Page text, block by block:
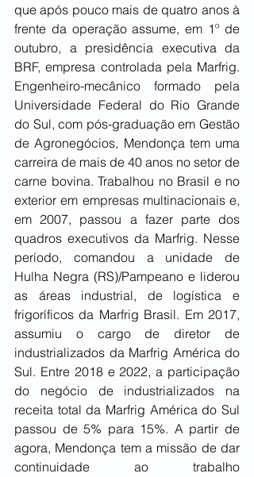
que após pouco mais de quatro anos à
frente da operação assume, em 1º de
outubro, a presidência executiva da
BRF, empresa controlada pela Marfrig.
Engenheiro-mecânico formado pela
Universidade Federal do Rio Grande
do Sul, com pós-graduação em Gestão
de Agronegócios, Mendonça tem uma
carreira de mais de 40 anos no setor de
carne bovina. Trabalhou no Brasil e no
exterior em empresas multinacionais e,
em 2007, passou a fazer parte dos
quadros executivos da Marfrig. Nesse
período, comandou a unidade de
Hulha Negra (RS)/Pampeano e liderou
as áreas industrial, de logística e
frigoríficos da Marfrig Brasil. Em 2017,
assumiu o cargo de diretor de
industrializados da Marfrig América do
Sul. Entre 2018 e 2022, a participação
do negócio de industrializados na
receita total da Marfrig América do Sul
passou de 5% para 15%. A partir de
agora, Mendonça tem a missão de dar
continuidade ao trabalho